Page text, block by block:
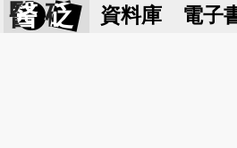
醫 砭 資料庫 電子